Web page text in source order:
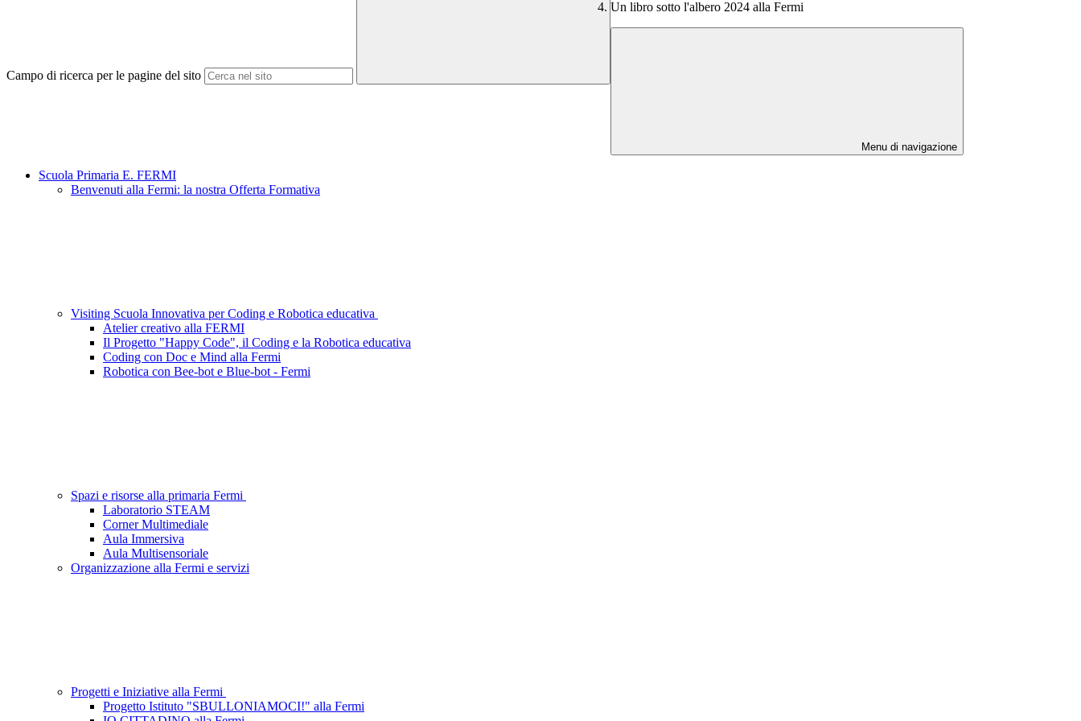
Campo di ricerca per le pagine del sito
Un libro sotto l'albero 2024 alla Fermi
Menu di navigazione
Scuola Primaria E. FERMI
Benvenuti alla Fermi: la nostra Offerta Formativa
Visiting Scuola Innovativa per Coding e Robotica educativa
Atelier creativo alla FERMI
Il Progetto "Happy Code", il Coding e la Robotica educativa
Coding con Doc e Mind alla Fermi
Robotica con Bee-bot e Blue-bot - Fermi
Spazi e risorse alla primaria Fermi
Laboratorio STEAM
Corner Multimediale
Aula Immersiva
Aula Multisensoriale
Organizzazione alla Fermi e servizi
Progetti e Iniziative alla Fermi
Progetto Istituto "SBULLONIAMOCI!" alla Fermi